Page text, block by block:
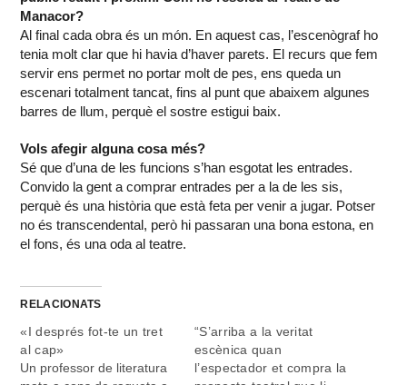
Manacor?
Al final cada obra és un món. En aquest cas, l’escenògraf ho
tenia molt clar que hi havia d’haver parets. El recurs que fem
servir ens permet no portar molt de pes, ens queda un
escenari totalment tancat, fins al punt que abaixem algunes
barres de llum, perquè el sostre estigui baix.
Vols afegir alguna cosa més?
Sé que d’una de les funcions s’han esgotat les entrades.
Convido la gent a comprar entrades per a la de les sis,
perquè és una història que està feta per venir a jugar. Potser
no és transcendental, però hi passaran una bona estona, en
el fons, és una oda al teatre.
RELACIONATS
«I després fot-te un tret
al cap»
Un professor de literatura
“S’arriba a la veritat
escènica quan
l’espectador et compra la